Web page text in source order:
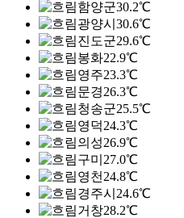
함양군30.2℃
광양시 30.6℃
진도군29.6℃
봉화22.9℃
영주23.3℃
문경26.3℃
청송군25.5℃
영덕24.3℃
의성26.9℃
구미 27.0℃
영천 24.8℃
경주시 24.6℃
거창28.2℃